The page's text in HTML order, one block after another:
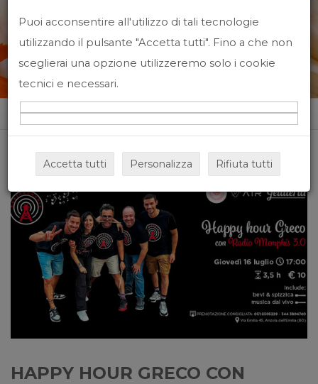
News&Events
Home News&events
HAPPY HOUR GRECO CON
Puoi acconsentire all'utilizzo di tali tecnologie
utilizzando il pulsante "Accetta tutti". Fino a che non
sceglierai una opzione utilizzeremo solo i cookie
tecnici e necessari.
Accetta tutti Personalizza Rifiuta tutti